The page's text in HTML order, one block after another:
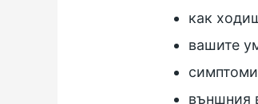
как
вашите
външния